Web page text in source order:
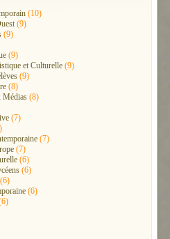
(10)
(9)
(9)
(9)
et Culturelle (9)
(9)
(8)
Médias (8)
(7)
(7)
(7)
(6)
(6)
(6)
(6)